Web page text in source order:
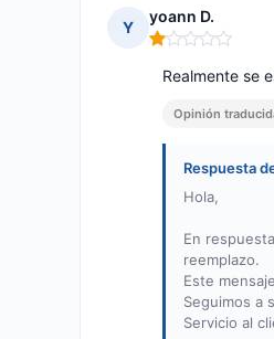
Y
yoann D.
Nota: 1 de 5
Realmente se
Opinión
Respuesta
Hola,
En
reemplazo.
Este
Seguimos a
Servicio al